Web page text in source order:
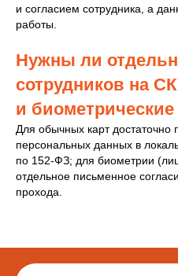
и согласием сотрудника, а
работы.
Нужны ли
сотрудников на
и биометрические
Для обычных карт достаточно
персональных данных в
по 152‑ФЗ; для биометрии
отдельное письменное
прохода.